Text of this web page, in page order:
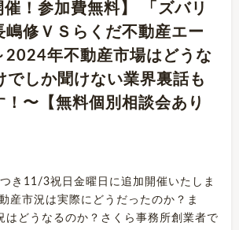
催！参加費無料】 「ズバリ
嶋修ＶＳらくだ不動産エー
2024年不動産市場はどうな
でしか聞けない業界裏話も
！〜【無料個別相談会あり
き11/3祝日金曜日に追加開催いたしま
産市況は実際にどうだったのか？ま
はどうなるのか？さくら事務所創業者で